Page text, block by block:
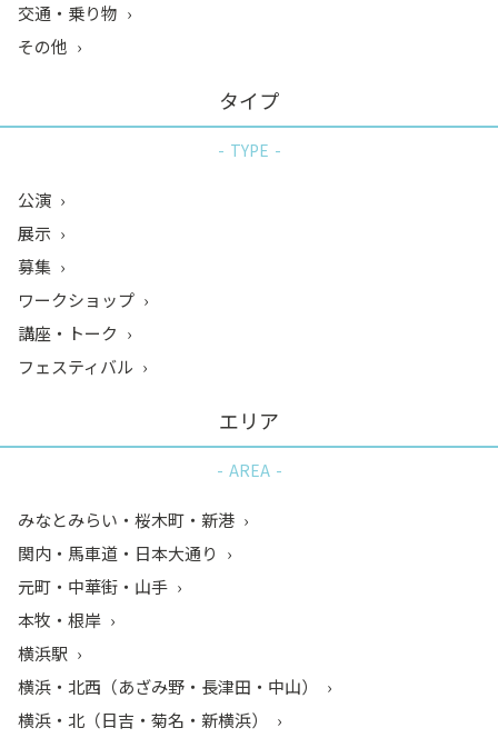
交通・乗り物
その他
タイプ
TYPE
公演
展示
募集
ワークショップ
講座・トーク
フェスティバル
エリア
AREA
みなとみらい・桜木町・新港
関内・馬車道・日本大通り
元町・中華街・山手
本牧・根岸
横浜駅
横浜・北西（あざみ野・長津田・中山）
横浜・北（日吉・菊名・新横浜）